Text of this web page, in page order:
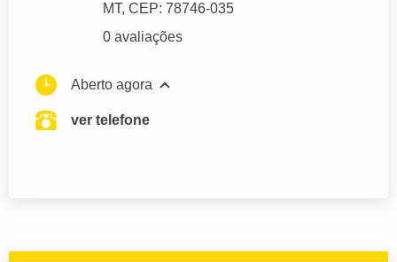
MT, CEP: 78746-035
0 avaliações
Aberto agora
ver telefone